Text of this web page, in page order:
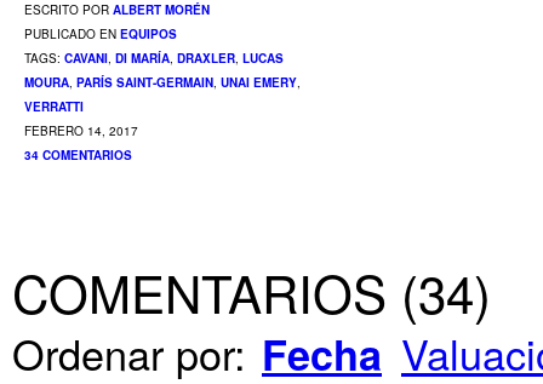
ESCRITO POR ALBERT MORÉN
PUBLICADO EN EQUIPOS
TAGS: CAVANI, DI MARÍA, DRAXLER, LUCAS
MOURA, PARÍS SAINT-GERMAIN, UNAI EMERY,
VERRATTI
FEBRERO 14, 2017
34 COMENTARIOS
COMENTARIOS (34)
Ordenar por: Fecha